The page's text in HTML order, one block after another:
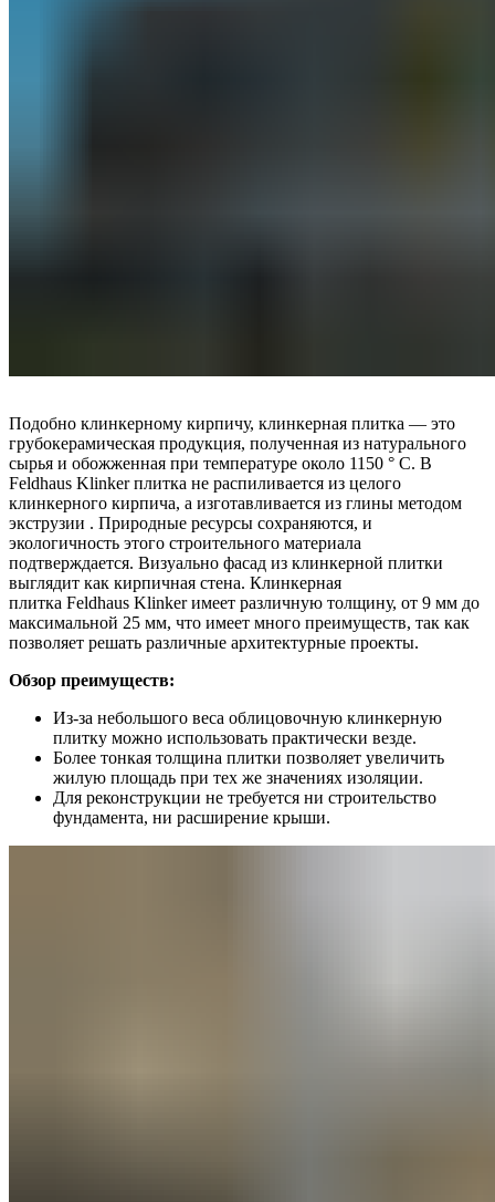
Подобно клинкерному кирпичу, клинкерная плитка — это
грубокерамическая продукция, полученная из натурального
сырья и обожженная при температуре около 1150 ° C. В
Feldhaus Klinker плитка не распиливается из целого
клинкерного кирпича, а изготавливается из глины методом
экструзии . Природные ресурсы сохраняются, и
экологичность этого строительного материала
подтверждается. Визуально фасад из клинкерной плитки
выглядит как кирпичная стена. Клинкерная
плитка Feldhaus Klinker имеет различную толщину, от 9 мм до
максимальной 25 мм, что имеет много преимуществ, так как
позволяет решать различные архитектурные проекты.
Обзор преимуществ:
Из-за небольшого веса облицовочную клинкерную
плитку можно использовать практически везде.
Более тонкая толщина плитки позволяет увеличить
жилую площадь при тех же значениях изоляции.
Для реконструкции не требуется ни строительство
фундамента, ни расширение крыши.